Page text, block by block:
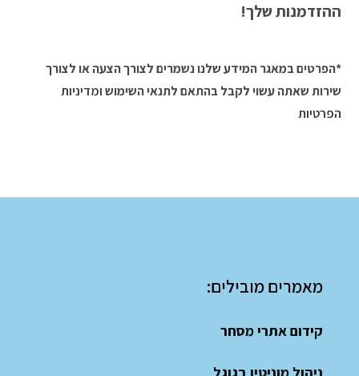
ההזדמנות שלך!
*הפרטים במאגר המידע שלנו נשמרים לצורך הצעה או לצורך
שירות שאתה עשוי לקבל בהתאם לתנאי השימושומדיניות
הפרטיות
מאמרים מובילים:
קידום אתרי מסחר